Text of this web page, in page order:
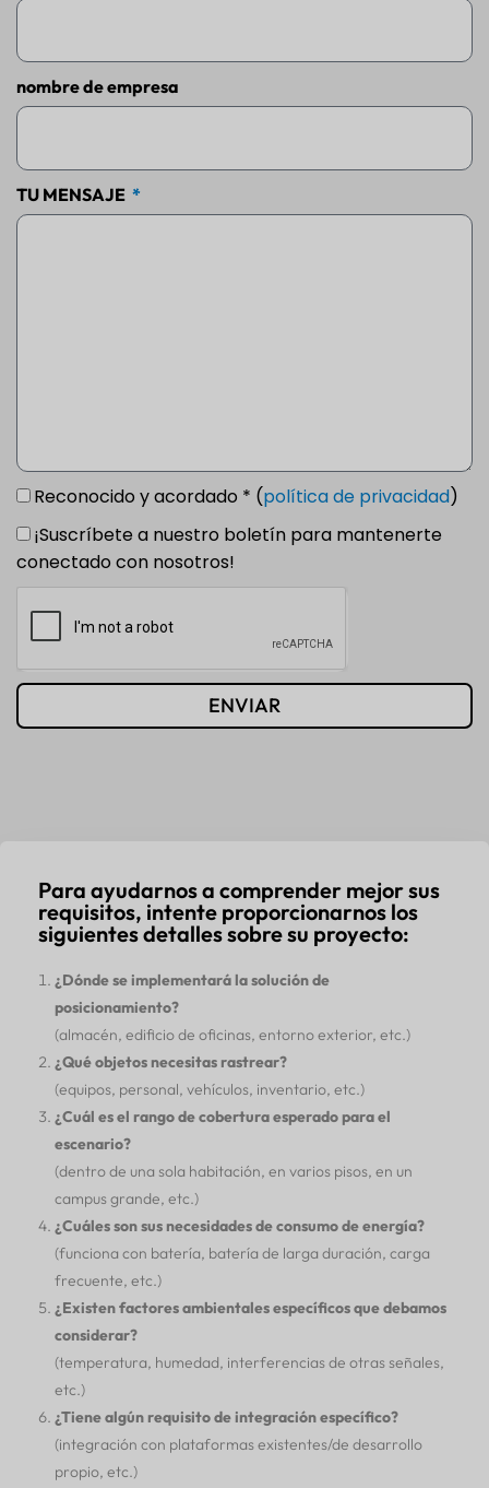
nombre de empresa
TU MENSAJE
Reconocido y acordado * (política de privacidad)
¡Suscríbete a nuestro boletín para mantenerte
conectado con nosotros!
ENVIAR
Para ayudarnos a comprender mejor sus
requisitos, intente proporcionarnos los
siguientes detalles sobre su proyecto:
¿Dónde se implementará la solución de
posicionamiento?
(almacén, edificio de oficinas, entorno exterior, etc.)
¿Qué objetos necesitas rastrear?
(equipos, personal, vehículos, inventario, etc.)
¿Cuál es el rango de cobertura esperado para el
escenario?
(dentro de una sola habitación, en varios pisos, en un
campus grande, etc.)
¿Cuáles son sus necesidades de consumo de energía?
(funciona con batería, batería de larga duración, carga
frecuente, etc.)
¿Existen factores ambientales específicos que debamos
considerar?
(temperatura, humedad, interferencias de otras señales,
etc.)
¿Tiene algún requisito de integración específico?
(integración con plataformas existentes/de desarrollo
propio, etc.)